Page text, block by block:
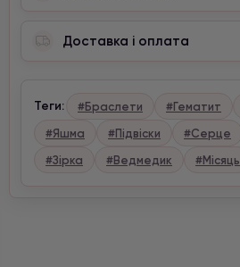
Доставка і оплата
Теги: #Браслети #Гематит
#Яшма
#Підвіски #Серце
#Зірка
#Ведмедик #Місяць